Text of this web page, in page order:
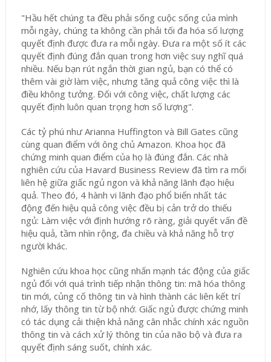
"Hầu hết chúng ta đều phải sống cuộc sống của mình
mỗi ngày, chúng ta không cần phải tối đa hóa số lượng
quyết định được đưa ra mỗi ngày. Đưa ra một số ít các
quyết định đúng đắn quan trong hơn việc suy nghĩ quá
nhiều. Nếu bạn rút ngắn thời gian ngủ, bạn có thể có
thêm vài giờ làm việc, nhưng tăng quả công việc thì là
điều không tưởng. Đối với công việc, chất lượng các
quyết định luôn quan trọng hơn số lượng".
Các tỷ phú như Arianna Huffington và Bill Gates cũng
cùng quan điểm với ông chủ Amazon. Khoa học đã
chứng minh quan điểm của họ là đúng đắn. Các nhà
nghiên cứu của Havard Business Review đã tìm ra mối
liên hệ giữa giấc ngủ ngon và khả năng lãnh đạo hiệu
quả. Theo đó, 4 hành vi lãnh đạo phổ biến nhất tác
động đến hiệu quả công việc đều bị cản trở do thiếu
ngủ: Làm việc với định hướng rõ ràng, giải quyết vấn đề
hiệu quả, tầm nhìn rộng, đa chiều và khả năng hỗ trợ
người khác.
Nghiên cứu khoa học cũng nhấn mạnh tác động của giấc
ngủ đối với quá trình tiếp nhận thông tin: mã hóa thông
tin mới, củng cố thông tin và hình thành các liên kết trí
nhớ, lấy thông tin từ bộ nhớ. Giấc ngủ được chứng minh
có tác dụng cải thiện khả năng cân nhắc chính xác nguồn
thông tin và cách xử lý thông tin của não bộ và đưa ra
quyết định sáng suốt, chính xác.